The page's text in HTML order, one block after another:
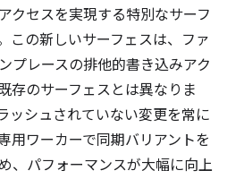
クセスを実現する特別なサーフ
この新しいサーフェスは、ファ
プレースの排他的書き込みアク
存のサーフェスとは異なりま
ッシュされていない変更を常に
用ワーカーで同期バリアントを
、パフォーマンスが大幅に向上